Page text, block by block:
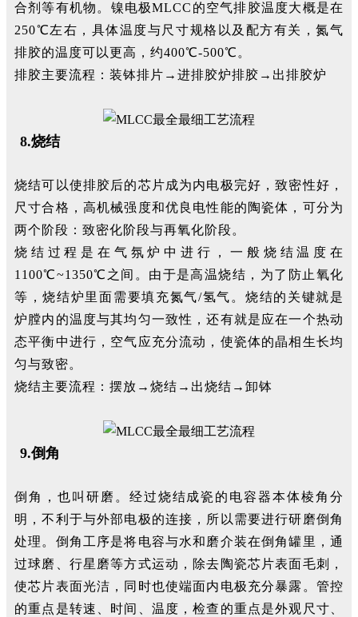
合剂等有机物。镍电极MLCC的空气排胶温度大概是在
250℃左右，具体温度与尺寸规格以及配方有关，氮气
排胶的温度可以更高，约400℃-500℃。
排胶主要流程：装钵排片→进排胶炉排胶→出排胶炉
8.烧结
烧结可以使排胶后的芯片成为内电极完好，致密性好，
尺寸合格，高机械强度和优良电性能的陶瓷体，可分为
两个阶段：致密化阶段与再氧化阶段。
烧结过程是在气氛炉中进行，一般烧结温度在
1100℃~1350℃之间。由于是高温烧结，为了防止氧化
等，烧结炉里面需要填充氮气/氢气。烧结的关键就是
炉膛内的温度与其均匀一致性，还有就是应在一个热动
态平衡中进行，空气应充分流动，使瓷体的晶相生长均
匀与致密。
烧结主要流程：摆放→烧结→出烧结→卸钵
9.倒角
倒角，也叫研磨。经过烧结成瓷的电容器本体棱角分
明，不利于与外部电极的连接，所以需要进行研磨倒角
处理。倒角工序是将电容与水和磨介装在倒角罐里，通
过球磨、行星磨等方式运动，除去陶瓷芯片表面毛刺，
使芯片表面光洁，同时也使端面内电极充分暴露。管控
的重点是转速、时间、温度，检查的重点是外观尺寸、